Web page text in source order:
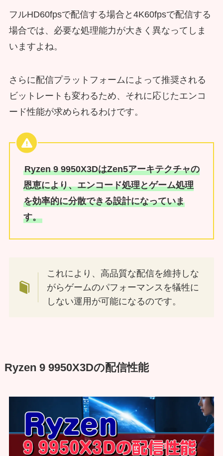
フルHD60fpsで配信する場合と4K60fpsで配信する
場合では、必要な処理能力が大きく異なってしま
いますよね。
さらに配信プラットフォームによって推奨される
ビットレートも変わるため、それに応じたエンコ
ード性能が求められるわけです。
Ryzen 9 9950X3DはZen5アーキテクチャの
恩恵により、エンコード処理とゲーム処理
を効率的に分散できる設計になっていま
す。
これにより、高品質な配信を維持しな
がらゲームのパフォーマンスを犠牲に
しない運用が可能になるのです。
Ryzen 9 9950X3Dの配信性能